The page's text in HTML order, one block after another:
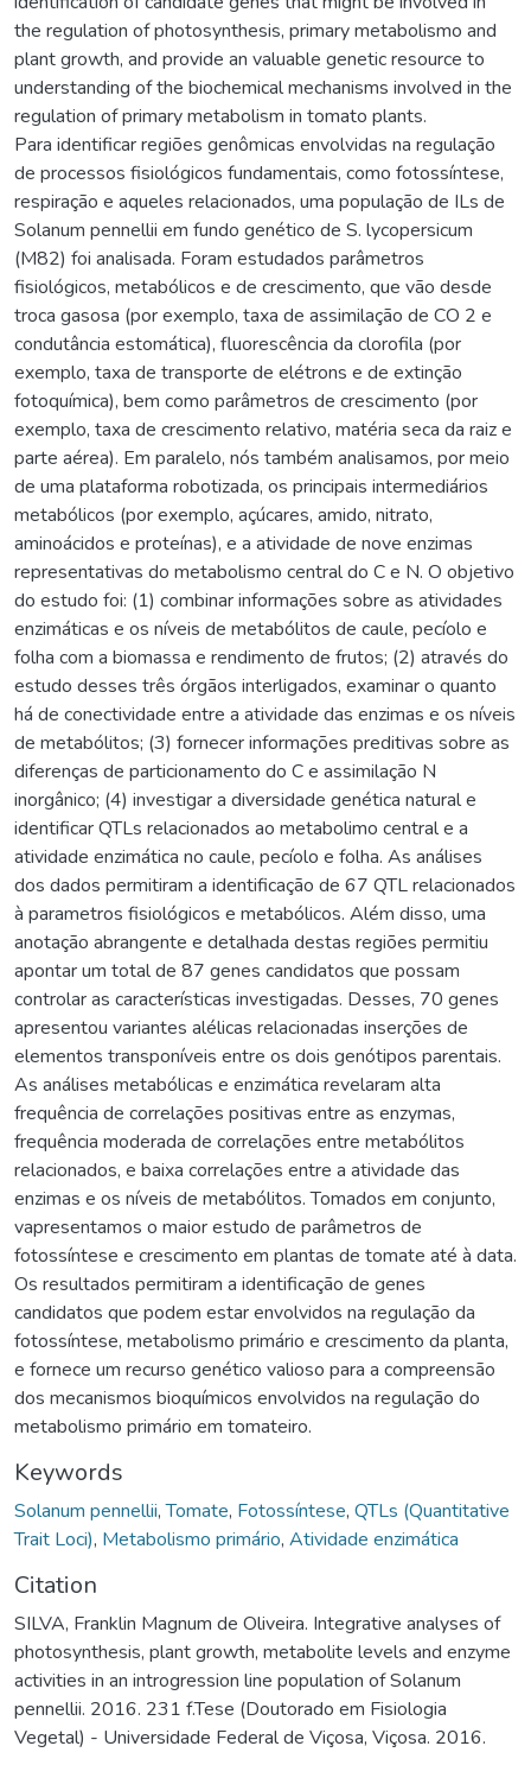
the regulation of photosynthesis, primary metabolismo and
plant growth, and provide an valuable genetic resource to
understanding of the biochemical mechanisms involved in the
regulation of primary metabolism in tomato plants.
Para identificar regiões genômicas envolvidas na regulação
de processos fisiológicos fundamentais, como fotossíntese,
respiração e aqueles relacionados, uma população de ILs de
Solanum pennellii em fundo genético de S. lycopersicum
(M82) foi analisada. Foram estudados parâmetros
fisiológicos, metabólicos e de crescimento, que vão desde
troca gasosa (por exemplo, taxa de assimilação de CO 2 e
condutância estomática), fluorescência da clorofila (por
exemplo, taxa de transporte de elétrons e de extinção
fotoquímica), bem como parâmetros de crescimento (por
exemplo, taxa de crescimento relativo, matéria seca da raiz e
parte aérea). Em paralelo, nós também analisamos, por meio
de uma plataforma robotizada, os principais intermediários
metabólicos (por exemplo, açúcares, amido, nitrato,
aminoácidos e proteínas), e a atividade de nove enzimas
representativas do metabolismo central do C e N. O objetivo
do estudo foi: (1) combinar informações sobre as atividades
enzimáticas e os níveis de metabólitos de caule, pecíolo e
folha com a biomassa e rendimento de frutos; (2) através do
estudo desses três órgãos interligados, examinar o quanto
há de conectividade entre a atividade das enzimas e os níveis
de metabólitos; (3) fornecer informações preditivas sobre as
diferenças de particionamento do C e assimilação N
inorgânico; (4) investigar a diversidade genética natural e
identificar QTLs relacionados ao metabolimo central e a
atividade enzimática no caule, pecíolo e folha. As análises
dos dados permitiram a identificação de 67 QTL relacionados
à parametros fisiológicos e metabólicos. Além disso, uma
anotação abrangente e detalhada destas regiões permitiu
apontar um total de 87 genes candidatos que possam
controlar as características investigadas. Desses, 70 genes
apresentou variantes alélicas relacionadas inserções de
elementos transponíveis entre os dois genótipos parentais.
As análises metabólicas e enzimática revelaram alta
frequência de correlações positivas entre as enzymas,
frequência moderada de correlações entre metabólitos
relacionados, e baixa correlações entre a atividade das
enzimas e os níveis de metabólitos. Tomados em conjunto,
vapresentamos o maior estudo de parâmetros de
fotossíntese e crescimento em plantas de tomate até à data.
Os resultados permitiram a identificação de genes
candidatos que podem estar envolvidos na regulação da
fotossíntese, metabolismo primário e crescimento da planta,
e fornece um recurso genético valioso para a compreensão
dos mecanismos bioquímicos envolvidos na regulação do
metabolismo primário em tomateiro.
Keywords
Solanum pennellii,Tomate, Fotossíntese, QTLs (Quantitative
Trait Loci), Metabolismo primário, Atividade enzimática
Citation
SILVA, Franklin Magnum de Oliveira. Integrative analyses of
photosynthesis, plant growth, metabolite levels and enzyme
activities in an introgression line population of Solanum
pennellii. 2016. 231 f.Tese (Doutorado em Fisiologia
Vegetal) - Universidade Federal de Viçosa, Viçosa. 2016.